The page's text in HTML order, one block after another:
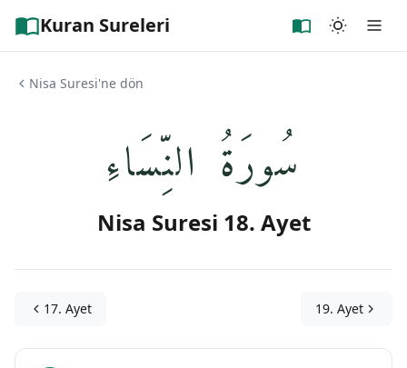
Kuran Sureleri
Nisa Suresi'ne dön
سُورَةُ النِّسَاءِ
Nisa Suresi 18. Ayet
17. Ayet 19. Ayet